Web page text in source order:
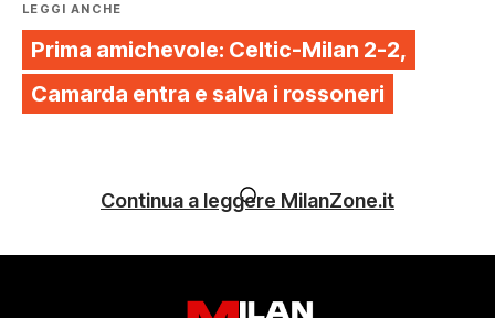
LEGGI ANCHE
Prima amichevole: Celtic-Milan 2-2,
Camarda entra e salva i rossoneri
Continua a leggere MilanZone.it